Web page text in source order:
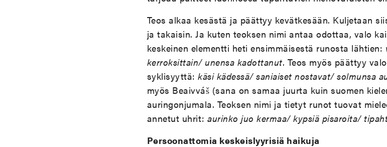
Teos alkaa kesästä ja päättyy kevätkesään. Kuljetaan
ja takaisin. Ja kuten teoksen nimi antaa odottaa, valo
keskeinen elementti heti ensimmäisestä runosta lähtien:
kerroksittain/ unensa kadottanut. Teos myös päättyy
syklisyyttä: käsi kädessä/ saniaiset nostavat/ solmunsa
myös Beaivváš (sana on samaa juurta kuin suomen
auringonjumala. Teoksen nimi ja tietyt runot tuovat
annetut uhrit: aurinko juo kermaa/ kypsiä pisaroita/
Persoonattomia keskeislyyrisiä haikuja